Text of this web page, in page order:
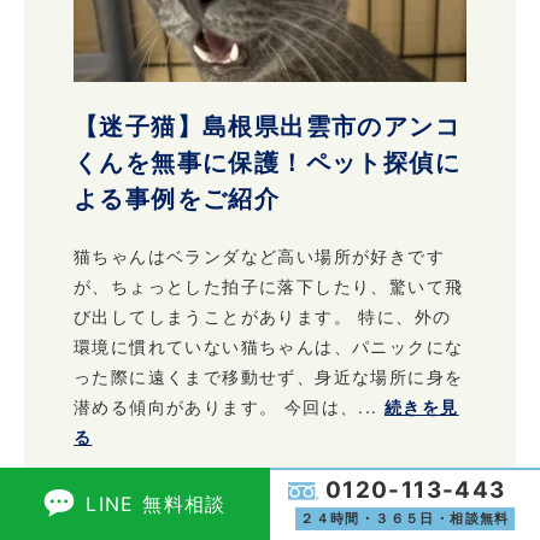
【迷子猫】島根県出雲市のアンコ
くんを無事に保護！ペット探偵に
よる事例をご紹介
猫ちゃんはベランダなど高い場所が好きです
が、ちょっとした拍子に落下したり、驚いて飛
び出してしまうことがあります。 特に、外の
環境に慣れていない猫ちゃんは、パニックにな
った際に遠くまで移動せず、身近な場所に身を
潜める傾向があります。 今回は、... 続きを見
る
LINE 無料相談 0120-113-443
２４時間・３６５日・相談無料